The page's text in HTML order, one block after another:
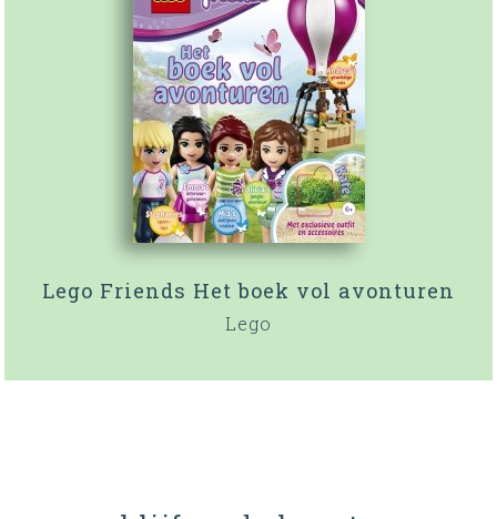
Lego Friends Het boek vol avonturen
Lego